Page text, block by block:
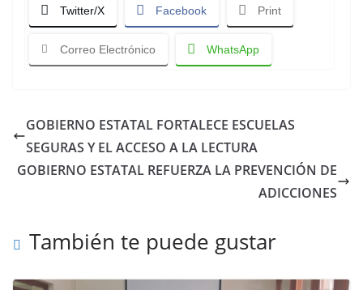
Twitter/X Facebook Print
Correo Electrónico WhatsApp
GOBIERNO ESTATAL FORTALECE ESCUELAS
SEGURAS Y EL ACCESO A LA LECTURA
GOBIERNO ESTATAL REFUERZA LA PREVENCIÓN DE
ADICCIONES
También te puede gustar